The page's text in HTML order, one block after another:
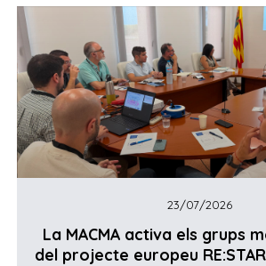
23/07/2026
La MACMA activa els grups
del projecte europeu